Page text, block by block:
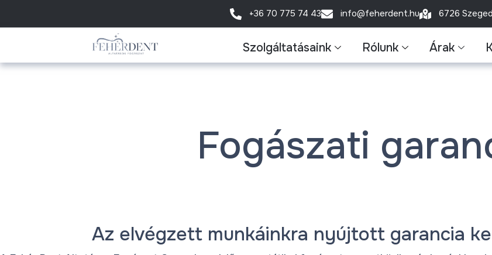
+36 70 775 74 43 info@feherdent.hu 6726
Szolgáltatásaink Rólunk Árak
Fogászati
Az elvégzett munkáinkra nyújtott garancia